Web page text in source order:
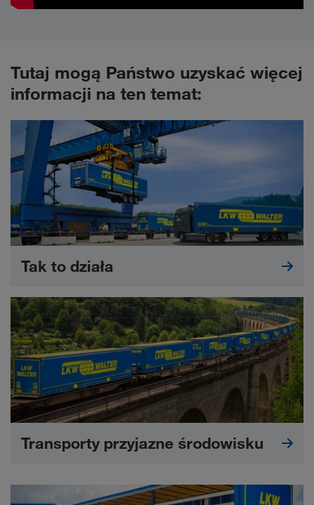
Tutaj mogą Państwo uzyskać więcej
informacji na ten temat:
Tak to działa
Transporty przyjazne środowisku